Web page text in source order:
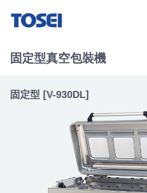
固定型真空包裝機
固定型 [V-930DL]